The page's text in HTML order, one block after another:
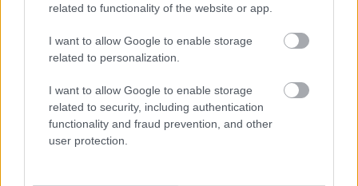
related to functionality of the website or app.
I want to allow Google to enable storage
related to personalization.
I want to allow Google to enable storage
related to security, including authentication
functionality and fraud prevention, and other
user protection.
verseny a WEC és az IMSA között.”